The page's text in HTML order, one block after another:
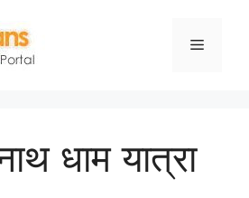
Menu
धाम यात्रा